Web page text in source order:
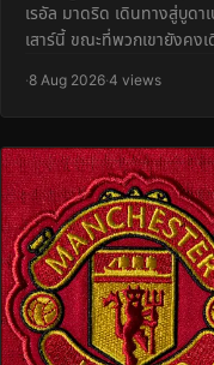
เรอัล มาดริด เดินทางสู่บูดา
เสาร์นี้ ขณะที่พวกเขายังคง
·8 Aug 2026·4 views